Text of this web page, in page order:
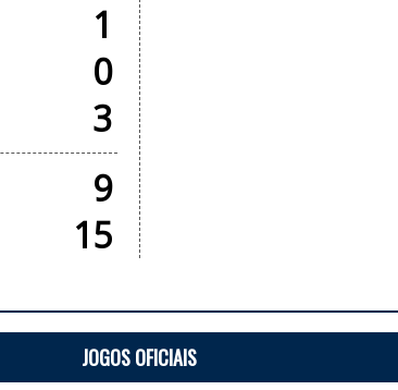
1
0
3
9
15
JOGOS OFICIAIS